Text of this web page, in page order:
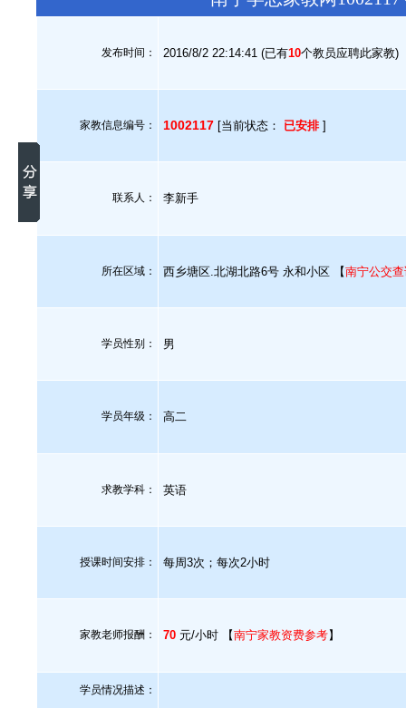
发布时间： 2016/8/2 22:14:41 (已有10个教员应聘此家教)
家教信息编号： 1002117 [当前状态： 已安排 ]
联系人： 李新手
所在区域： 西乡塘区.北湖北路6号 永和小区 【南宁公交
学员性别： 男
学员年级： 高二
求教学科： 英语
授课时间安排： 每周3次；每次2小时
家教老师报酬： 70 元/小时 【南宁家教资费参考】
学员情况描述：